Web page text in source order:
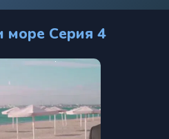
море Серия 4